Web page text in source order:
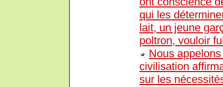
qui les
lait, un jeune
poltron, vouloir
Nous
civilisation
sur les